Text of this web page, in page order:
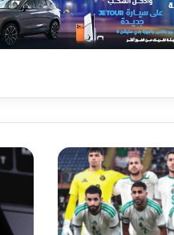
إيلون
ماسك
“إكس
شات”